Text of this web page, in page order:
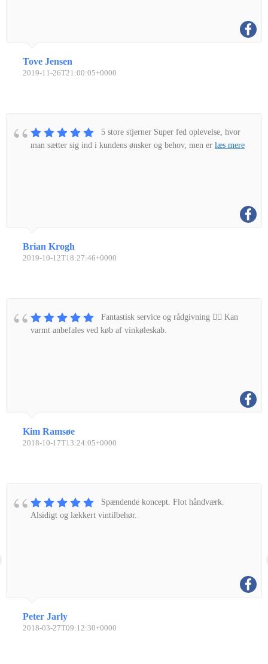
Tove Jensen
2019-11-26T21:00:05+0000
5 store stjerner Super fed oplevelse, hvor
man sætter sig ind i kundens ønsker og behov, men er læs mere
Brian Krogh
2019-10-12T18:27:46+0000
Fantastisk service og rådgivning 👌🏼 Kan
varmt anbefales ved køb af vinkøleskab.
Kim Ramsøe
2018-10-17T13:24:05+0000
Spændende koncept. Flot håndværk.
Alsidigt og lækkert vintilbehør.
Peter Jarly
2018-03-27T09:12:30+0000